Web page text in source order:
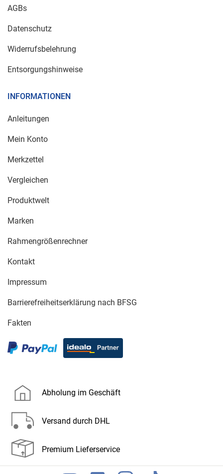
AGBs
Datenschutz
Widerrufsbelehrung
Entsorgungshinweise
INFORMATIONEN
Anleitungen
Mein Konto
Merkzettel
Vergleichen
Produktwelt
Marken
Rahmengrößenrechner
Kontakt
Impressum
Barrierefreiheitserklärung nach BFSG
Fakten
Abholung im Geschäft
Versand durch DHL
Premium Lieferservice